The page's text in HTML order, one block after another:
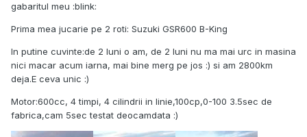
gabaritul meu :blink:
Prima mea jucarie pe 2 roti: Suzuki GSR600 B-King
In putine cuvinte:de 2 luni o am, de 2 luni nu ma mai urc in masina
nici macar acum iarna, mai bine merg pe jos :) si am 2800km
deja.E ceva unic :)
Motor:600cc, 4 timpi, 4 cilindrii in linie,100cp,0-100 3.5sec de
fabrica,cam 5sec testat deocamdata :)